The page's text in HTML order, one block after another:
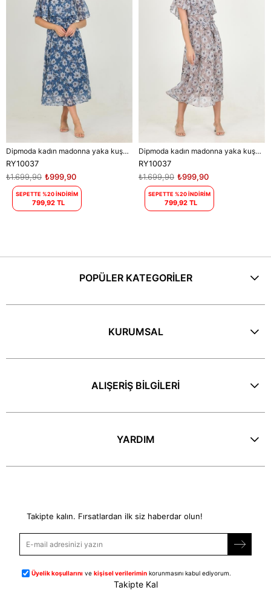
Dipmoda kadın madonna yaka kuşaklı desenli şifon elbise RY10037
RY10037
₺999,90
₺1.699,90
SEPETTE %20 İNDİRİM
799,92 TL
Dipmoda kadın madonna yaka kuşaklı desenli şifon elbise RY10037
RY10037
₺999,90
₺1.699,90
SEPETTE %20 İNDİRİM
799,92 TL
POPÜLER KATEGORİLER
KURUMSAL
ALIŞERİŞ BİLGİLERİ
YARDIM
Takipte kalın. Fırsatlardan ilk siz haberdar olun!
Üyelik koşullarını vekişisel verilerimin korunmasını kabul ediyorum.
Takipte Kal